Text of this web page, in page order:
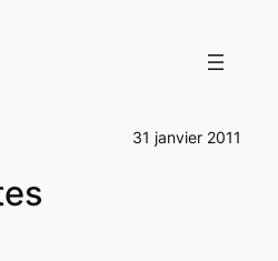
31 janvier 2011